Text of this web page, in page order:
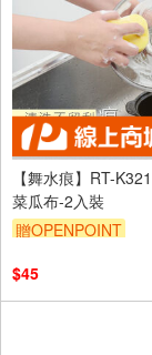
【舞水痕】RT-
菜瓜布-2入裝
贈OPENPOINT
$45